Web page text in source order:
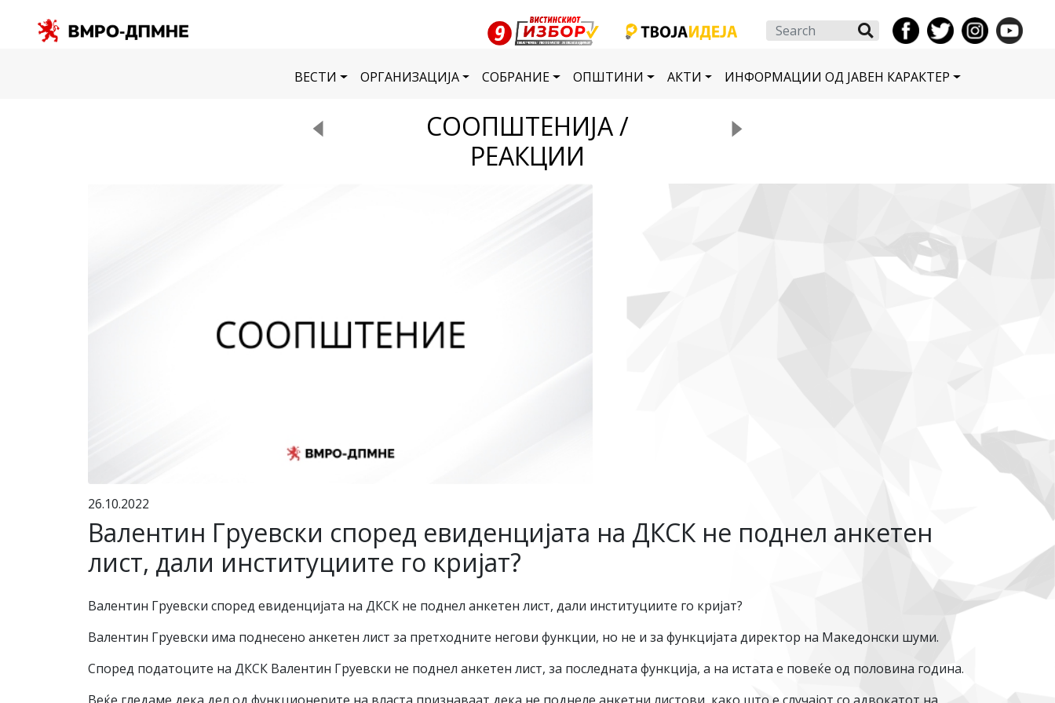
Search
ВЕСТИ ОРГАНИЗАЦИЈА СОБРАНИЕ ОПШТИНИ АКТИ ИНФОРМАЦИИ ОД ЈАВЕН КАРАКТЕР
СООПШТЕНИЈА /
РЕАКЦИИ
26.10.2022
Валентин Груевски според евиденцијата на ДКСК не поднел анкетен
лист, дали институциите го кријат?
Валентин Груевски според евиденцијата на ДКСК не поднел анкетен лист, дали институциите го кријат?
Валентин Груевски има поднесено анкетен лист за претходните негови функции, но не и за функцијата директор на Македонски шуми.
Според податоците на ДКСК Валентин Груевски не поднел анкетен лист, за последната функција, а на истата е повеќе од половина година.